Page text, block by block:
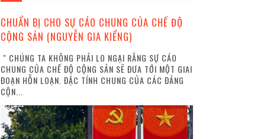
CHUẨN BỊ CHO SỰ CÁO CHUNG CỦA CHẾ ĐỘ
CỘNG SẢN (NGUYỄN GIA KIỂNG)
" CHÚNG TA KHÔNG PHẢI LO NGẠI RẰNG SỰ CÁO
CHUNG CỦA CHẾ ĐỘ CỘNG SẢN SẼ ĐƯA TỚI MỘT GIAI
ĐOẠN HỖN LOẠN. ĐẶC TÍNH CHUNG CỦA CÁC ĐẢNG
CỘN...